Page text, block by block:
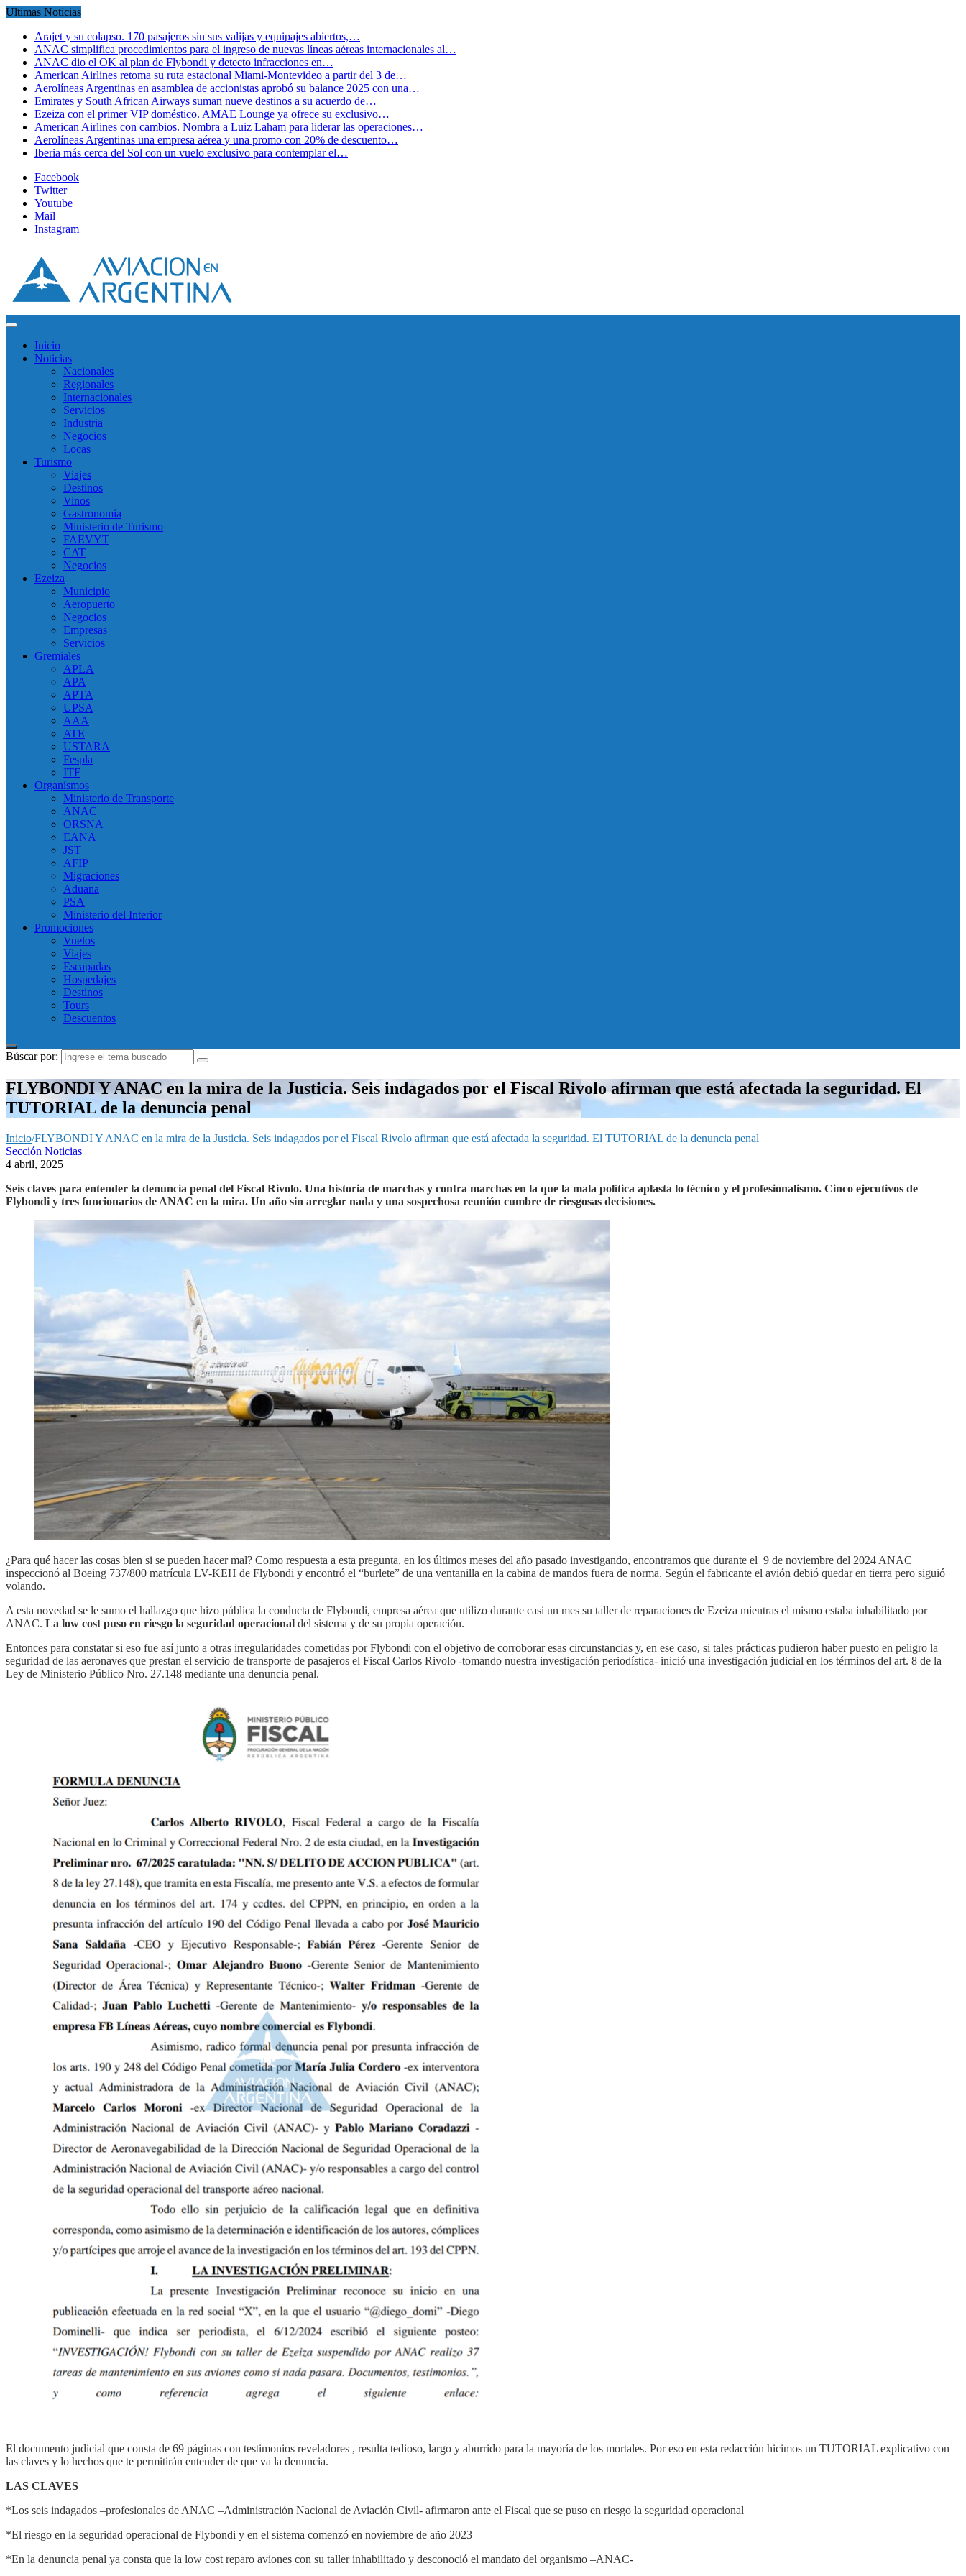
Ultimas Noticias
Arajet y su colapso. 170 pasajeros sin sus valijas y equipajes abiertos,…
ANAC simplifica procedimientos para el ingreso de nuevas líneas aéreas internacionales al…
ANAC dio el OK al plan de Flybondi y detecto infracciones en…
American Airlines retoma su ruta estacional Miami-Montevideo a partir del 3 de…
Aerolíneas Argentinas en asamblea de accionistas aprobó su balance 2025 con una…
Emirates y South African Airways suman nueve destinos a su acuerdo de…
Ezeiza con el primer VIP doméstico. AMAE Lounge ya ofrece su exclusivo…
American Airlines con cambios. Nombra a Luiz Laham para liderar las operaciones…
Aerolíneas Argentinas una empresa aérea y una promo con 20% de descuento…
Iberia más cerca del Sol con un vuelo exclusivo para contemplar el…
Facebook
Twitter
Youtube
Mail
Instagram
Inicio
Noticias
Nacionales
Regionales
Internacionales
Servicios
Industria
Negocios
Locas
Turismo
Viajes
Destinos
Vinos
Gastronomía
Ministerio de Turismo
FAEVYT
CAT
Negocios
Ezeiza
Municipio
Aeropuerto
Negocios
Empresas
Servicios
Gremiales
APLA
APA
APTA
UPSA
AAA
ATE
USTARA
Fespla
ITF
Organísmos
Ministerio de Transporte
ANAC
ORSNA
EANA
JST
AFIP
Migraciones
Aduana
PSA
Ministerio del Interior
Promociones
Vuelos
Viajes
Escapadas
Hospedajes
Destinos
Tours
Descuentos
Búscar por:
FLYBONDI Y ANAC en la mira de la Justicia. Seis indagados por el Fiscal Rivolo afirman que está afectada la seguridad. El
TUTORIAL de la denuncia penal
Inicio/FLYBONDI Y ANAC en la mira de la Justicia. Seis indagados por el Fiscal Rivolo afirman que está afectada la seguridad. El TUTORIAL de la denuncia penal
Sección Noticias |
4 abril, 2025
Seis claves para entender la denuncia penal del Fiscal Rivolo. Una historia de marchas y contra marchas en la que la mala política aplasta lo técnico y el profesionalismo. Cinco ejecutivos de
Flybondi y tres funcionarios de ANAC en la mira. Un año sin arreglar nada y una sospechosa reunión cumbre de riesgosas decisiones.
¿Para qué hacer las cosas bien si se pueden hacer mal? Como respuesta a esta pregunta, en los últimos meses del año pasado investigando, encontramos que durante el 9 de noviembre del 2024 ANAC
inspeccionó al Boeing 737/800 matrícula LV-KEH de Flybondi y encontró el “burlete” de una ventanilla en la cabina de mandos fuera de norma. Según el fabricante el avión debió quedar en tierra pero siguió
volando.
A esta novedad se le sumo el hallazgo que hizo pública la conducta de Flybondi, empresa aérea que utilizo durante casi un mes su taller de reparaciones de Ezeiza mientras el mismo estaba inhabilitado por
ANAC. La low cost puso en riesgo la seguridad operacional del sistema y de su propia operación.
Entonces para constatar si eso fue así junto a otras irregularidades cometidas por Flybondi con el objetivo de corroborar esas circunstancias y, en ese caso, si tales prácticas pudieron haber puesto en peligro la
seguridad de las aeronaves que prestan el servicio de transporte de pasajeros el Fiscal Carlos Rivolo -tomando nuestra investigación periodística- inició una investigación judicial en los términos del art. 8 de la
Ley de Ministerio Público Nro. 27.148 mediante una denuncia penal.
El documento judicial que consta de 69 páginas con testimonios reveladores , resulta tedioso, largo y aburrido para la mayoría de los mortales. Por eso en esta redacción hicimos un TUTORIAL explicativo con
las claves y lo hechos que te permitirán entender de que va la denuncia.
LAS CLAVES
*Los seis indagados –profesionales de ANAC –Administración Nacional de Aviación Civil- afirmaron ante el Fiscal que se puso en riesgo la seguridad operacional
*El riesgo en la seguridad operacional de Flybondi y en el sistema comenzó en noviembre de año 2023
*En la denuncia penal ya consta que la low cost reparo aviones con su taller inhabilitado y desconoció el mandato del organismo –ANAC-